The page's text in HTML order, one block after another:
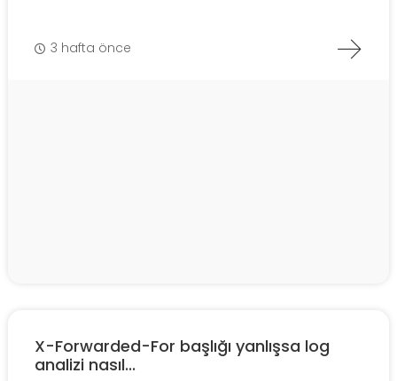
3 hafta önce
X-Forwarded-For başlığı yanlışsa log
analizi nasıl...